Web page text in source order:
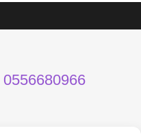
0556680966